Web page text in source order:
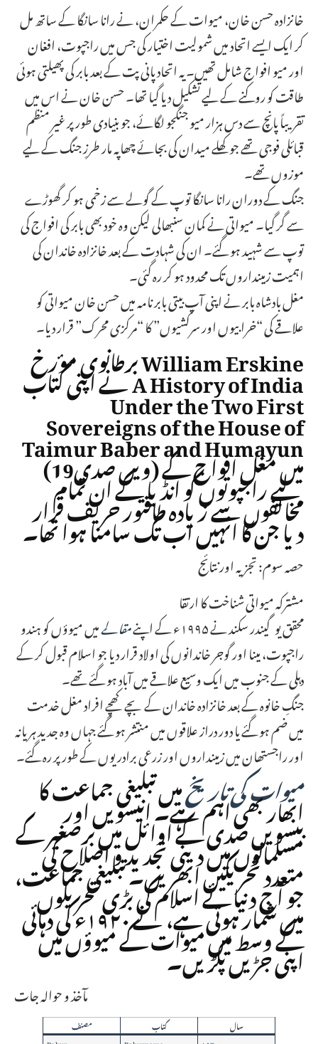
خانزادہ حسن خان، میوات کے حکمران، نے رانا سانگا کے ساتھ مل
کر ایک ایسے اتحاد میں شمولیت اختیار کی جس میں راجپوت، افغان
اور میو افواج شامل تھیں۔ یہ اتحاد پانی پت کے بعد بابر کی پھیلتی ہوئی
طاقت کو روکنے کے لیے تشکیل دیا گیا تھا۔ حسن خان نے اس میں
تقریباً پانچ سے دس ہزار میو جنگجو لگائے، جو بنیادی طور پر غیر منظم
قبائلی فوجی تھے جو کھلے میدان کی بجائے چھاپہ مار طرزِ جنگ کے لیے
موزوں تھے۔
جنگ کے دوران رانا سانگا توپ کے گولے سے زخمی ہو کر گھوڑے
سے گر گیا۔ میواتی نے کمان سنبھالی لیکن وہ خود بھی بابر کی افواج کی
توپ سے شہید ہو گئے۔ ان کی شہادت کے بعد خانزادہ خاندان کی
اہمیت زمینداروں تک محدود ہو کر رہ گئی۔
مغل بادشاہ بابر نے اپنی آپ بیتی بابر نامہ میں حسن خان میواتی کو
علاقے کی “خرابیوں اور سرکشیوں” کا “مرکزی محرک” قرار دیا۔
برطانوی مؤرخ William Erskine
نے اپنی کتاب A History of IndiaUnder the Two First
Sovereigns of the House of
Taimur Baber and Humayun
(19ویں صدی) میں مغل افواج کے
لیے راجپوتوں کو انڈیا کے ان تمام
مخالفوں سے زیادہ طاقتور حریف قرار
دیا جن کا انہیں اب تک سامنا ہوا تھا۔
حصہ سوم: تجزیہ اور نتائج
مشترکہ میواتی شناخت کا ارتقا
محقق یوگیندر سکند نے ۱۹۹۵ء کے اپنے
مقالےمیں میوؤں کو ہندو
راجپوت، مینا اور گوجر خاندانوں کی اولاد قرار دیا جو اسلام قبول کر کے
دہلی کے جنوب میں ایک وسیع علاقے میں آباد ہو گئے تھے۔
جنگِ خانوہ کے بعد خانزادہ خاندان کے بچے کھچے افراد مغل خدمت
میں ضم ہو گئے یا دور دراز علاقوں میں منتشر ہو گئے جہاں وہ جدید ہریانہ
اور راجستھان میں زمینداروں اور زرعی برادریوں کے طور پر رہ گئے۔
میوات کی تاریخمیں تبلیغی جماعت کا
ابھار بھی اہم ہے۔ انیسویں اور
بیسویں صدی کے اوائل میں برصغیر کے
مسلمانوں میں دینی تجدید و اصلاح کی
متعدد تحریکیں ابھریں۔ تبلیغی جماعت،
جو آج دنیائے اسلام کی بڑی تحریکوں
میں شمار ہوتی ہے، نے ۱۹۲۰ء کی دہائی
کے وسط میں میوات کے میوؤں میں
اپنی جڑیں پکڑیں۔
مآخذ و حوالہ جات
مصنف کتاب
سال